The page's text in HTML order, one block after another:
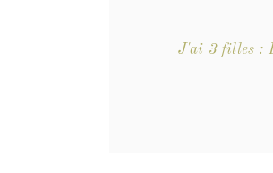
J'ai 3 filles :